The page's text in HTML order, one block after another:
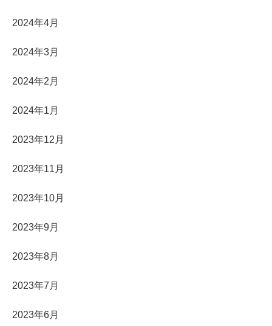
2024年4月
2024年3月
2024年2月
2024年1月
2023年12月
2023年11月
2023年10月
2023年9月
2023年8月
2023年7月
2023年6月